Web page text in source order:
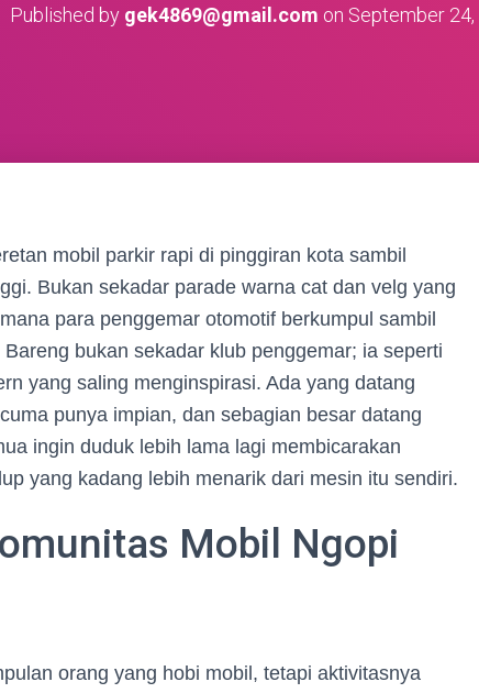
Published by gek4869@gmail.com on September 24,
mobil parkir rapi di pinggiran kota sambil
Bukan sekadar parade warna cat dan velg yang
para penggemar otomotif berkumpul sambil
bukan sekadar klub penggemar; ia seperti
yang saling menginspirasi. Ada yang datang
punya impian, dan sebagian besar datang
ingin duduk lebih lama lagi membicarakan
yang kadang lebih menarik dari mesin itu sendiri.
Mobil Ngopi
orang yang hobi mobil, tetapi aktivitasnya